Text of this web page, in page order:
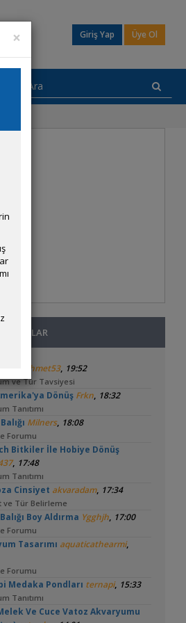
Giriş Yap Üye Ol
Ahmet53, 19:52
ve Tür Tavsiyesi
Dönüş Frkn, 18:32
Tanıtımı
Milners, 18:08
Forumu
Bitkiler İle Hobiye Dönüş
, 17:48
Tanıtımı
Cinsiyet akvaradam, 17:34
ve Tür Belirleme
Boy Aldırma Ygghjh, 17:00
Forumu
Tasarımı aquaticathearmi,
Forumu
Medaka Pondları ternapi, 15:33
Tanıtımı
Ve Cuce Vatoz Akvaryumu
×